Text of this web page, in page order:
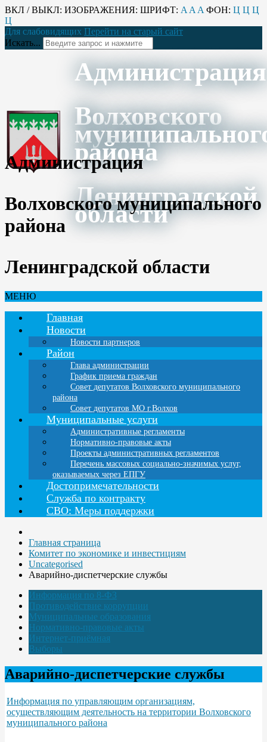
ВКЛ / ВЫКЛ: ИЗОБРАЖЕНИЯ: ШРИФТ: A A A ФОН: Ц Ц Ц
Ц
Для слабовидящих Перейти на старый сайт
Искать...
Администрация
Волховского
района
Ленинградской
области
Администрация
Волховского муниципального
района
Ленинградской области
МЕНЮ
Главная
Новости
Новости партнеров
Район
Глава администрации
График приема граждан
Совет депутатов Волховского муниципального
района
Совет депутатов МО г.Волхов
Муниципальные услуги
Административные регламенты
Нормативно-правовые акты
Проекты административных регламентов
Перечень массовых социально-значимых услуг,
оказываемых через ЕПГУ
Достопримечательности
Служба по контракту
СВО: Меры поддержки
Главная страница
Комитет по экономике и инвестициям
Uncategorised
Аварийно-диспетчерские службы
Информация по 8-ФЗ
Противодействие коррупции
Муниципальные образования
Нормативно-правовые акты
Интернет-приёмная
Выборы
Аварийно-диспетчерские службы
Информация по управляющим организациям,
осуществляющим деятельность на территории Волховского
муниципального района